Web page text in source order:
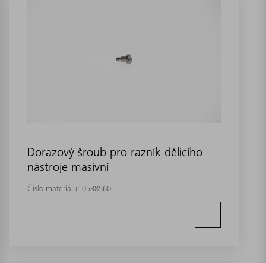
Dorazový šroub pro razník dělicího
nástroje masivní
Číslo materiálu: 0538560